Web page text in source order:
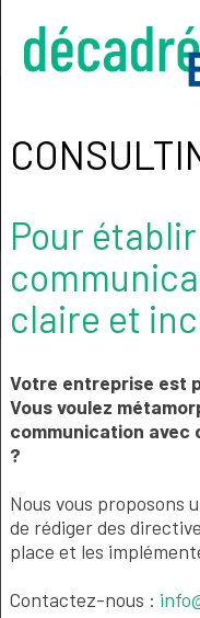
Skip
to
Pour
claire et
Votre entreprise est
Vous voulez
communication avec
?
Nous vous proposons
de rédiger des
place et les
Contactez-nous :